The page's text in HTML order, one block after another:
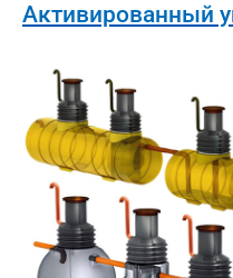
Активированный